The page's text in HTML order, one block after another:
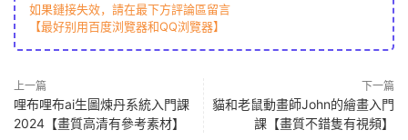
如果鏈接失效，請在最下方評論區留言
【最好别用百度浏覽器和QQ浏覽器】
上一篇
哩布哩布ai生圖煉丹系統入門課
2024【畫質高清有參考素材】
下一篇
貓和老鼠動畫師John的繪畫入門
課【畫質不錯隻有視頻】